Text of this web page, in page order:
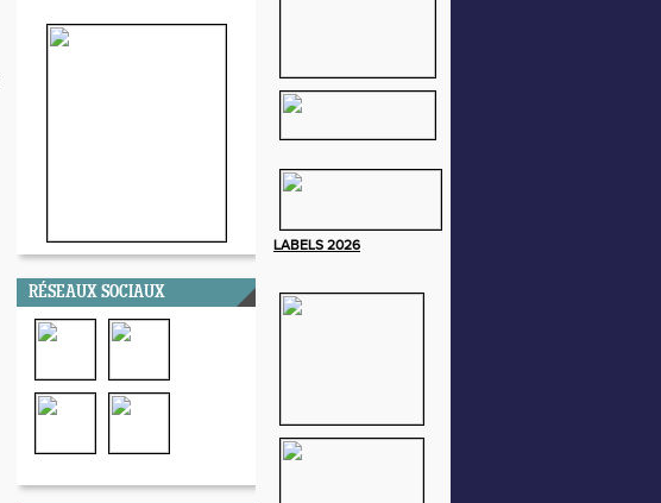
RÉSEAUX SOCIAUX
LABELS 2026